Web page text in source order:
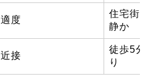
適度
住宅街
静か
近接
徒歩5分
り